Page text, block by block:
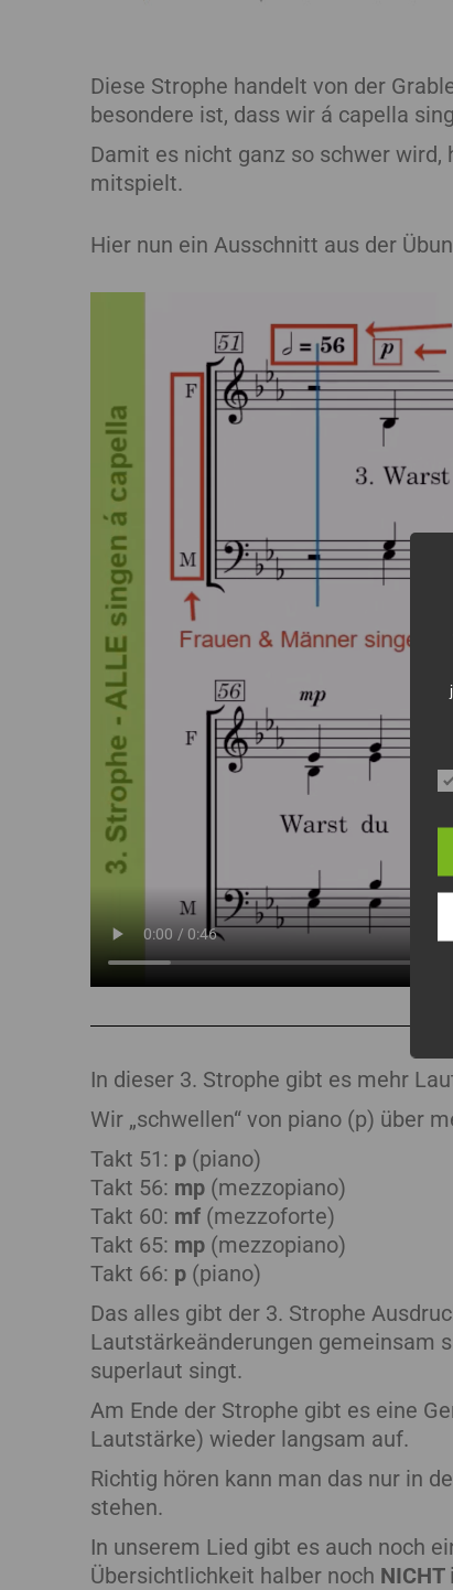
Diese Strophe handelt von der
besondere ist, dass wir á capella
Damit es nicht ganz so schwer
mitspielt.
Hier nun ein Ausschnitt aus der
In dieser 3. Strophe gibt es mehr
Wir „schwellen“ von piano (p) über
Takt 51: p (piano)
Takt 56: mp (mezzopiano)
Takt 60: mf (mezzoforte)
Takt 65: mp (mezzopiano)
Takt 66: p (piano)
Das alles gibt der 3. Strophe
Lautstärkeänderungen gemeinsam
superlaut singt.
Am Ende der Strophe gibt es eine
Lautstärke) wieder langsam auf.
Richtig hören kann man das nur in
stehen.
In unserem Lied gibt es auch noch
Übersichtlichkeit halber noch NICHT